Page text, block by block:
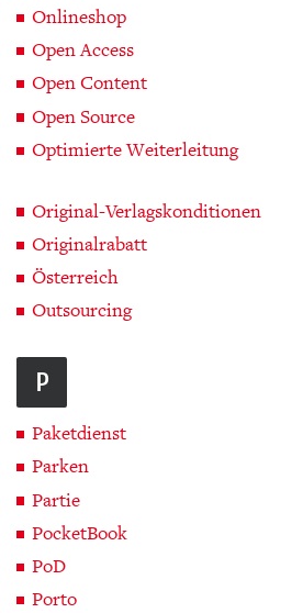
Onlineshop
Open Access
Open Content
Open Source
Optimierte Weiterleitung
Original-Verlagskonditionen
Originalrabatt
Österreich
Outsourcing
P
Paketdienst
Parken
Partie
PocketBook
PoD
Porto